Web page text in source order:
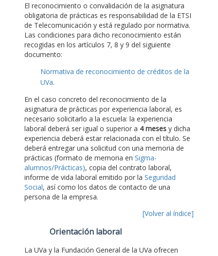
El reconocimiento o convalidación de la asignatura
obligatoria de prácticas es responsabilidad de la ETSI
de Telecomunicación y está regulado por normativa.
Las condiciones para dicho reconocimiento están
recogidas en los artículos 7, 8 y 9 del siguiente
documento:
Normativa de reconocimiento de créditos de la
UVa.
En el caso concreto del reconocimiento de la
asignatura de prácticas por experiencia laboral, es
necesario solicitarlo a la escuela: la experiencia
laboral deberá ser igual o superior a 4 meses y dicha
experiencia deberá estar relacionada con el título. Se
deberá entregar una solicitud con una memoria de
prácticas (formato de memoria en Sigma-
alumnos/Prácticas), copia del contrato laboral,
informe de vida laboral emitido por la Seguridad
Social, así como los datos de contacto de una
persona de la empresa.
[Volver al índice]
Orientación laboral
La UVa y la Fundación General de la UVa ofrecen